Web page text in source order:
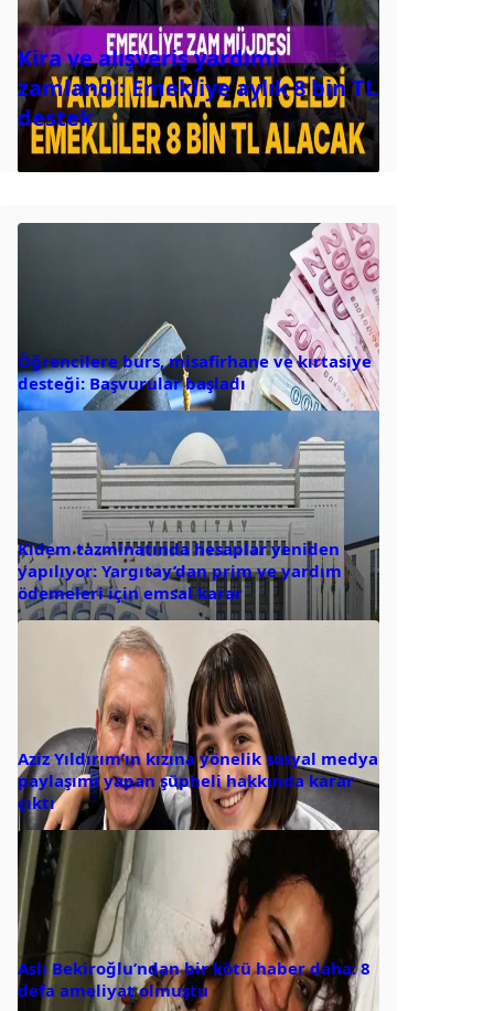
Kira ve alışveriş yardımı
zamlandı: Emekliye aylık 8 bin TL
destek
Öğrencilere burs, misafirhane ve kırtasiye
desteği: Başvurular başladı
Kıdem tazminatında hesaplar yeniden
yapılıyor: Yargıtay’dan prim ve yardım
ödemeleri için emsal karar
Aziz Yıldırım’ın kızına yönelik sosyal medya
paylaşımı yapan şüpheli hakkında karar
çıktı
Aslı Bekiroğlu’ndan bir kötü haber daha: 8
defa ameliyat olmuştu